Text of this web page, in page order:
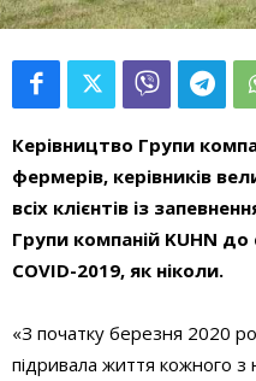
Керівництво Групи
фермерів, керівників
всіх клієнтів із
Групи компаній KUHN до
COVID-2019, як ніколи.
«З початку березня 2020
підривала життя кожного з